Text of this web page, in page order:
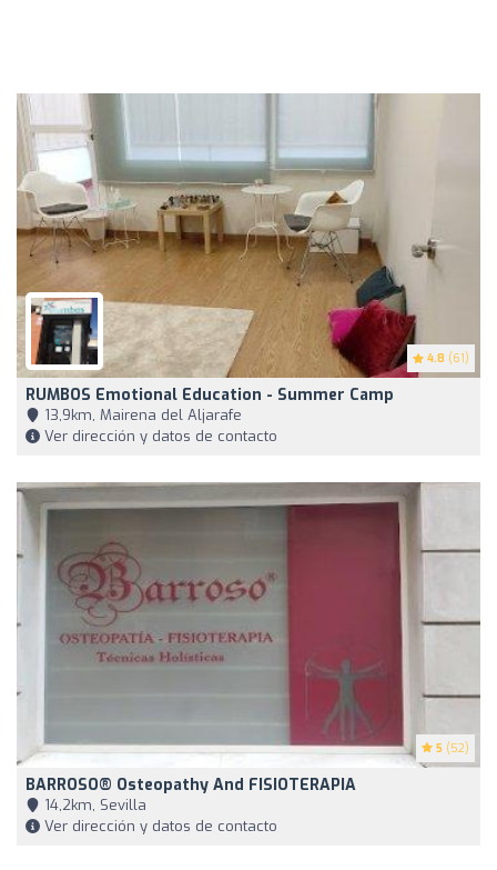
4.8 (61)
RUMBOS Emotional Education - Summer Camp
13,9km, Mairena del Aljarafe
Ver dirección y datos de contacto
5 (52)
BARROSO® Osteopathy And FISIOTERAPIA
14,2km, Sevilla
Ver dirección y datos de contacto